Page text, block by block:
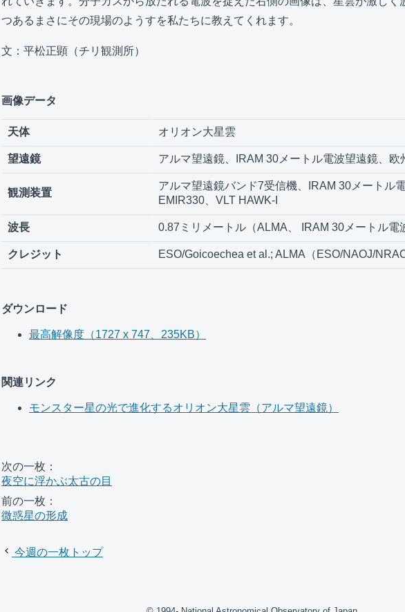
つあるまさにその現場のようすを私たちに教えてくれます。
文：平松正顕（チリ観測所）
画像データ
天体 オリオン大星雲
望遠鏡 アルマ望遠鏡、IRAM 30メートル電波望遠鏡、欧
観測装置
アルマ望遠鏡バンド7受信機、IRAM 30メートル
EMIR330、VLT HAWK-I
波長 0.87ミリメートル（ALMA、 IRAM 30メートル電
クレジット ESO/Goicoechea et al.; ALMA（ESO/NAOJ/NRAO
ダウンロード
最高解像度（1727 x 747、235KB）
関連リンク
モンスター星の光で進化するオリオン大星雲（アルマ望遠鏡）
次の一枚：
夜空に浮かぶ太古の目
前の一枚：
微惑星の形成
今週の一枚トップ